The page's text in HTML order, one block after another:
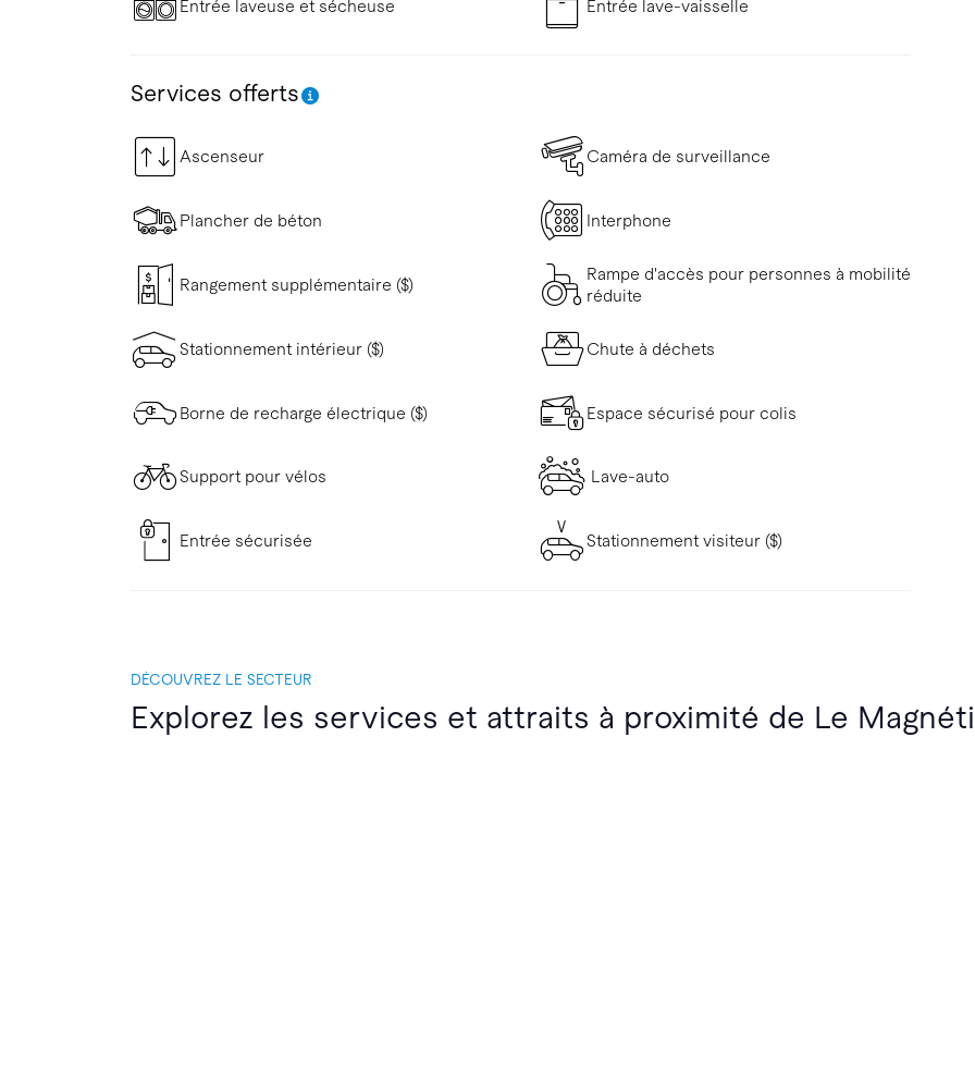
Entrée laveuse et sécheuse Entrée lave-vaisselle
Services offerts
Ascenseur Caméra de surveillance
Plancher de béton Interphone
Rangement supplémentaire ($)
Rampe d'accès pour personnes à mobilité
réduite
Stationnement intérieur ($) Chute à déchets
Borne de recharge électrique ($) Espace sécurisé pour colis
Support pour vélos Lave-auto
Entrée sécurisée Stationnement visiteur ($)
DÉCOUVREZ LE SECTEUR
Explorez les services et attraits à proximité de Le